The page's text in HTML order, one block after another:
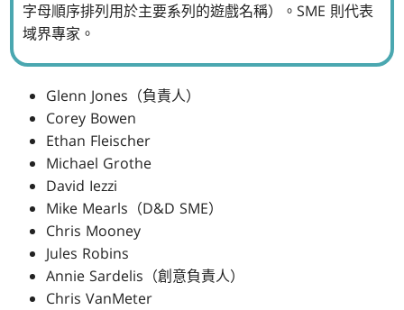
字母順序排列用於主要系列的遊戲名稱）。SME 則代表
域界專家。
Glenn Jones（負責人）
Corey Bowen
Ethan Fleischer
Michael Grothe
David Iezzi
Mike Mearls（D&D SME）
Chris Mooney
Jules Robins
Annie Sardelis（創意負責人）
Chris VanMeter